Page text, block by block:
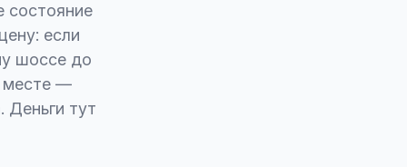
состояние
если
шоссе до
месте —
Деньги тут